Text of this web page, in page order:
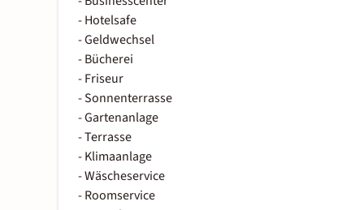
- Hotelsafe
- Geldwechsel
- Bücherei
- Friseur
- Sonnenterrasse
- Gartenanlage
- Terrasse
- Klimaanlage
- Wäscheservice
- Roomservice